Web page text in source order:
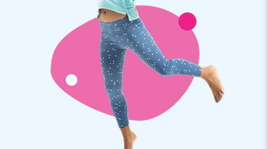
herstelsetje) zit er allemaal standaard bij. En dan vergeten
we nog bijna het spandoekje in een meisjes- en
jongensversie.
Topkwaliteit en daardoor liefst 2 jaar garantie
JB’s inflatables zijn op meerdere punten verstevigd en
meervoudig gestikt en zijn gemaakt van sterk, hoge kwaliteit
nylon. Ze zijn zodoende duurzaam en eenvoudig schoon te
houden. We bieden je op de vrachtwagen daarom zonder